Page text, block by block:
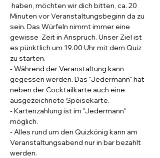
haben, möchten wir dich bitten, ca. 20
Minuten vor Veranstaltungsbeginn da zu
sein. Das Würfeln nimmt immer eine
gewisse  Zeit in Anspruch. Unser Ziel ist
es pünktlich um 19.00 Uhr mit dem Quiz
zu starten.
- Während der Veranstaltung kann
gegessen werden. Das "Jedermann" hat
neben der Cocktailkarte auch eine
ausgezeichnete Speisekarte.
- Kartenzahlung ist im "Jedermann"
möglich.
- Alles rund um den Quizkönig kann am
Veranstaltungsabend nur in bar bezahlt
werden.